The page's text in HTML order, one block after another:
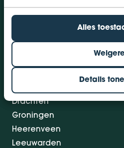
Alles
Details
Financieringen
InSight - Inhouse Business
Bolsward
Drachten
Groningen
Heerenveen
Leeuwarden